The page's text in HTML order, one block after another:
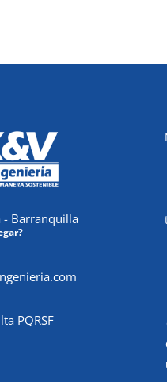
- Barranquilla
PQRSF